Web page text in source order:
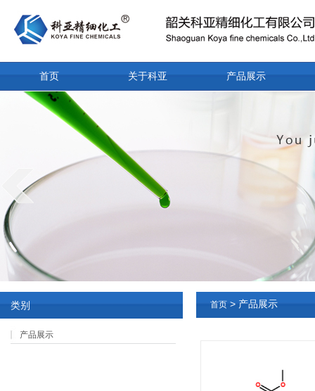
首页 关于科亚 产品展示
首页 > 产品展示
类别
产品展示